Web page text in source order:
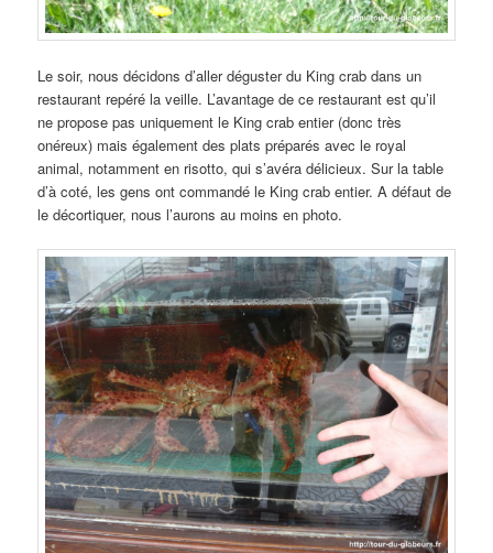
Le soir, nous décidons d’aller déguster du King crab dans un
restaurant repéré la veille. L’avantage de ce restaurant est qu’il
ne propose pas uniquement le King crab entier (donc très
onéreux) mais également des plats préparés avec le royal
animal, notamment en risotto, qui s’avéra délicieux. Sur la table
d’à coté, les gens ont commandé le King crab entier. A défaut de
le décortiquer, nous l’aurons au moins en photo.